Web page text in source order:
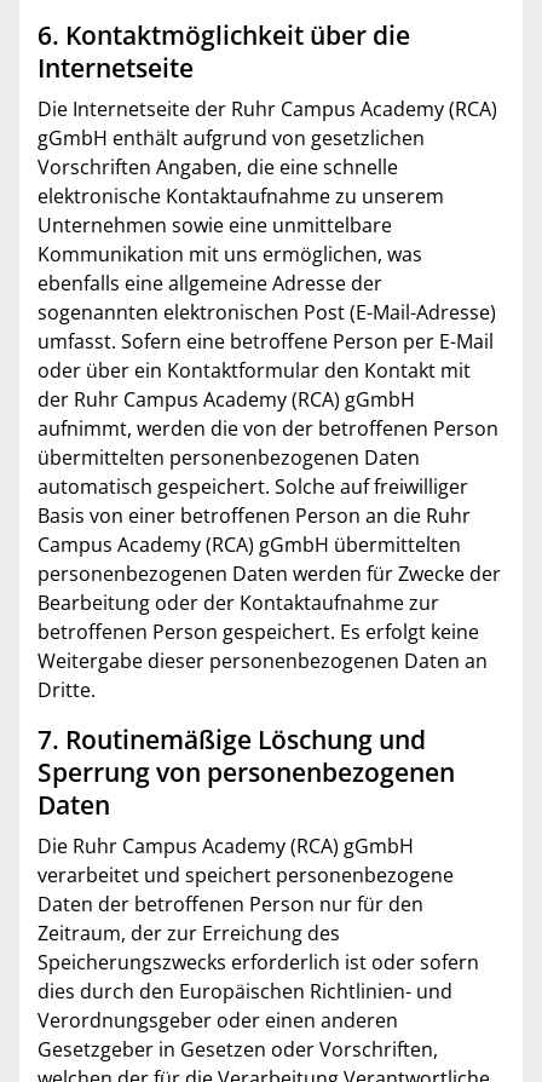
6. Kontaktmöglichkeit über die
Internetseite
Die Internetseite der Ruhr Campus Academy (RCA)
gGmbH enthält aufgrund von gesetzlichen
Vorschriften Angaben, die eine schnelle
elektronische Kontaktaufnahme zu unserem
Unternehmen sowie eine unmittelbare
Kommunikation mit uns ermöglichen, was
ebenfalls eine allgemeine Adresse der
sogenannten elektronischen Post (E-Mail-Adresse)
umfasst. Sofern eine betroffene Person per E-Mail
oder über ein Kontaktformular den Kontakt mit
der Ruhr Campus Academy (RCA) gGmbH
aufnimmt, werden die von der betroffenen Person
übermittelten personenbezogenen Daten
automatisch gespeichert. Solche auf freiwilliger
Basis von einer betroffenen Person an die Ruhr
Campus Academy (RCA) gGmbH übermittelten
personenbezogenen Daten werden für Zwecke der
Bearbeitung oder der Kontaktaufnahme zur
betroffenen Person gespeichert. Es erfolgt keine
Weitergabe dieser personenbezogenen Daten an
Dritte.
7. Routinemäßige Löschung und
Sperrung von personenbezogenen
Daten
Die Ruhr Campus Academy (RCA) gGmbH
verarbeitet und speichert personenbezogene
Daten der betroffenen Person nur für den
Zeitraum, der zur Erreichung des
Speicherungszwecks erforderlich ist oder sofern
dies durch den Europäischen Richtlinien- und
Verordnungsgeber oder einen anderen
Gesetzgeber in Gesetzen oder Vorschriften,